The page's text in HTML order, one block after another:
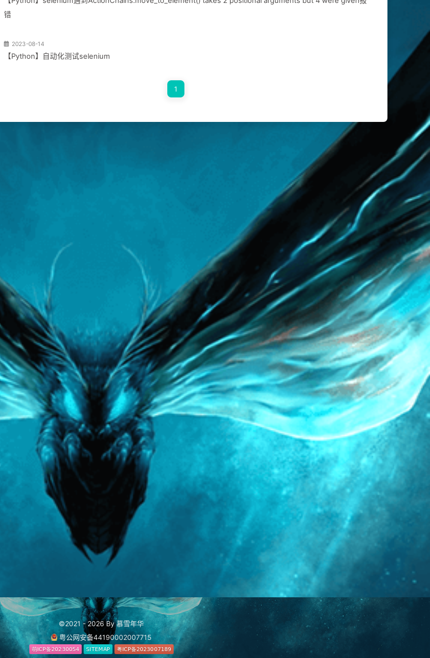
错
2023-08-14
【Python】自动化测试selenium
1
©2021 - 2026 By 慕雪年华
粤公网安备44190002007715